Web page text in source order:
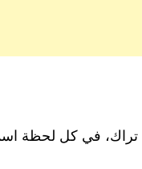
تراك، في كل لحظة